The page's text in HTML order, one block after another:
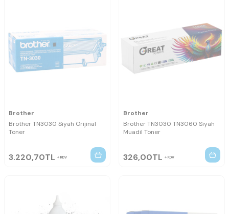
Brother
Brother TN3030 Siyah Orijinal
Toner
3.220,70TL KDV
Brother
Brother TN3030 TN3060 Siyah
Muadil Toner
326,00TL KDV